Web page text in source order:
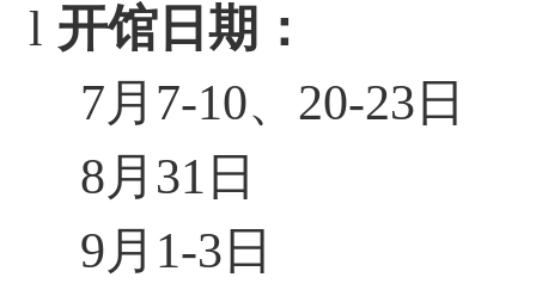
l 开馆日期：
7月 7-10、 20-23 日
8月 31 日
9月 1-3 日